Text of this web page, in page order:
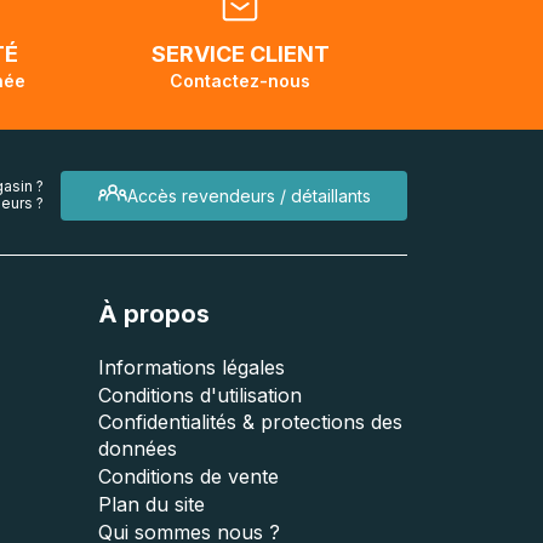
SERVICE CLIENT
Contactez-nous
Accès revendeurs / détaillants
?
?
À propos
Informations légales
Conditions d'utilisation
Confidentialités & protections des
données
Conditions de vente
Plan du site
Qui sommes nous ?